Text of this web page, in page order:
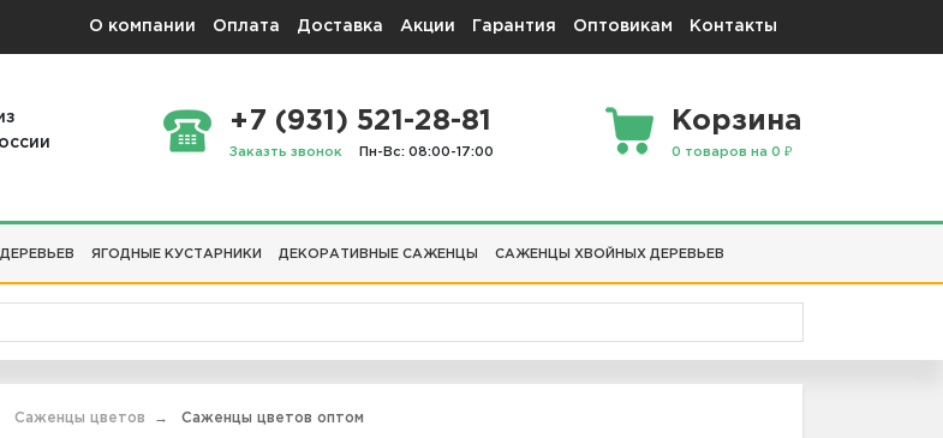
О компании Оплата Доставка Акции Гарантия Оптовикам Контакты
+7 (931) 521-28-81
Заказть звонок Пн-Вс: 08:00-17:00
Корзина
0 товаров на 0 ₽
ЯГОДНЫЕ КУСТАРНИКИ ДЕКОРАТИВНЫЕ САЖЕНЦЫ САЖЕНЦЫ ХВОЙНЫХ ДЕРЕВЬЕВ
Саженцы цветов Саженцы цветов оптом